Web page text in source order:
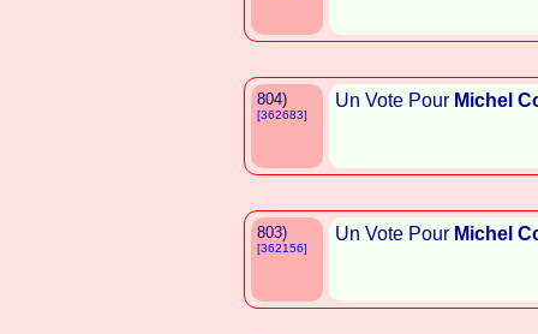
804)
[362683]
Un Vote Pour Michel
803)
[362156]
Un Vote Pour Michel